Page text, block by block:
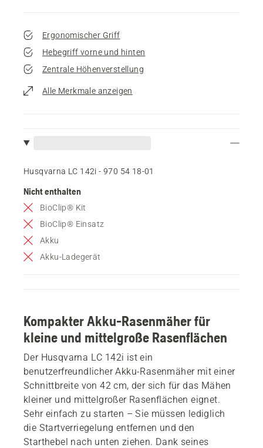
Ergonomischer Griff
Hebegriff vorne und hinten
Zentrale Höhenverstellung
Alle Merkmale anzeigen
Husqvarna LC 142i - 970 54 18‑01
Nicht enthalten
BioClip® Kit
BioClip® Einsatz
Akku
Akku-Ladegerät
Kompakter Akku-Rasenmäher für
kleine und mittelgroße Rasenflächen
Der Husqvarna LC 142i ist ein
benutzerfreundlicher Akku-Rasenmäher mit einer
Schnittbreite von 42 cm, der sich für das Mähen
kleiner und mittelgroßer Rasenflächen eignet.
Sehr einfach zu starten – Sie müssen lediglich
die Startverriegelung entfernen und den
Starthebel nach unten ziehen. Dank seines